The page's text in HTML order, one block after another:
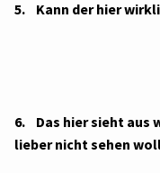
5. Kann der hier
6. Das hier sieht aus
lieber nicht sehen